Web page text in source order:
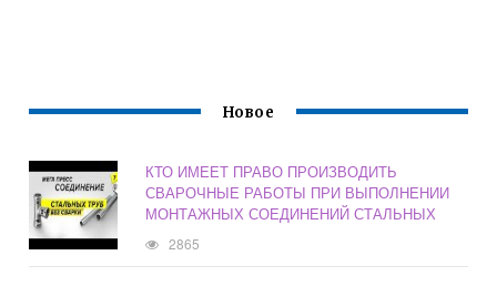
Новое
КТО ИМЕЕТ ПРАВО ПРОИЗВОДИТЬ
СВАРОЧНЫЕ РАБОТЫ ПРИ ВЫПОЛНЕНИИ
МОНТАЖНЫХ СОЕДИНЕНИЙ СТАЛЬНЫХ
2865